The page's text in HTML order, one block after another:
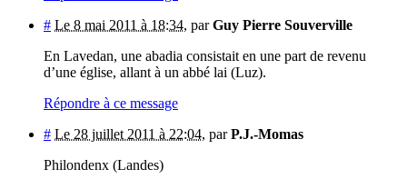
# Le 8 mai 2011 à 18:34, parGuy Pierre Souverville
En Lavedan, une abadia consistait en une part de revenu
d’une église, allant à un abbé lai (Luz).
Répondre à ce message
# Le 28 juillet 2011 à 22:04, parP.J.-Momas
Philondenx (Landes)